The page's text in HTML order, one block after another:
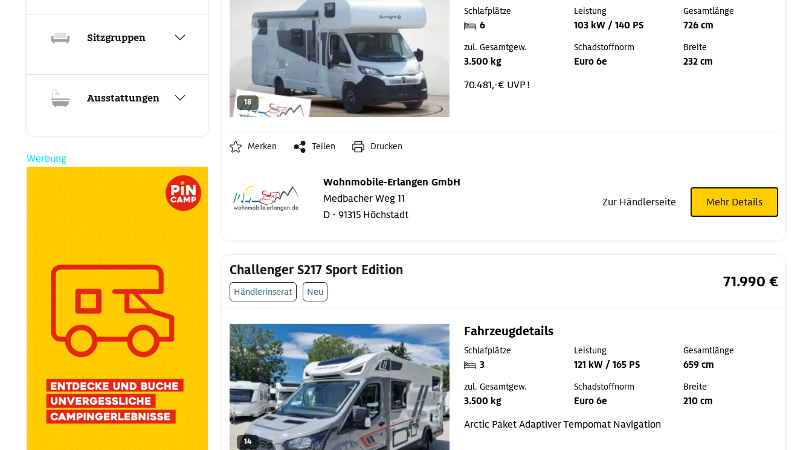
18
Schlafplätze
6
Leistung
103 kW / 140 PS
Gesamtlänge
726 cm
zul. Gesamtgew.
3.500 kg
Schadstoffnorm
Euro 6e
Breite
232 cm
70.481,-€ UVP !
Merken Teilen Drucken
Wohnmobile-Erlangen GmbH
Medbacher Weg 11
D - 91315 Höchstadt
Zur Händlerseite Mehr Details
Challenger S217 Sport Edition
Händlerinserat Neu
71.990 €
14
Fahrzeugdetails
Schlafplätze
3
Leistung
121 kW / 165 PS
Gesamtlänge
659 cm
zul. Gesamtgew.
3.500 kg
Schadstoffnorm
Euro 6e
Breite
210 cm
Arctic Paket Adaptiver Tempomat Navigation
Sitzgruppen
Ausstattungen
Werbung